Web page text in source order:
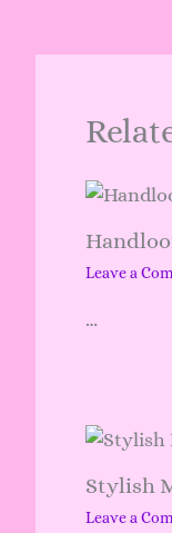
Leave a
…
Stylish
Leave a